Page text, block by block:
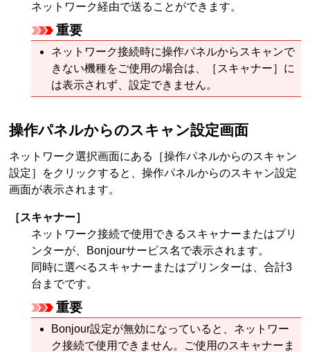
ネットワーク経由で送ることができます。
重要
ネットワーク接続時に操作パネルからスキャンで
きない機種をご使用の場合は、［ スキャナー］に
は表示されず、設定できません。
操作パネルからのスキャン設定画面
ネットワーク選択画面にある［操作パネルからのスキャン
設定］をクリックすると、操作パネルからのスキャン設定
画面が表示されます。
［スキャナー］
ネットワーク接続で使用できる スキャナー またはプリ
ンターが、 Bonjourサービス名で表示されます。
同時に選べる スキャナー またはプリンターは、合計3
台までです。
重要
Bonjour設定が無効になっていると、ネットワー
ク接続で使用できません。
ご使用のスキャナー ま